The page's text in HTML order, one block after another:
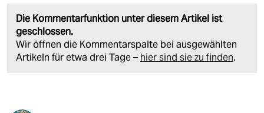
Die Kommentarfunktion unter diesem Artikel ist
geschlossen.
Wir öffnen die Kommentarspalte bei ausgewählten
Artikeln für etwa drei Tage – hier sind sie zu finden.